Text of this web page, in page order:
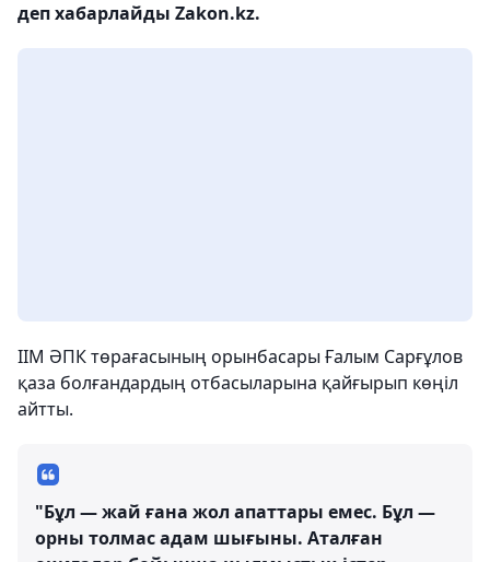
деп хабарлайды Zakon.kz.
ІІМ ӘПК төрағасының орынбасары Ғалым Сарғұлов
қаза болғандардың отбасыларына қайғырып көңіл
айтты.
"Бұл — жай ғана жол апаттары емес. Бұл —
орны толмас адам шығыны. Аталған